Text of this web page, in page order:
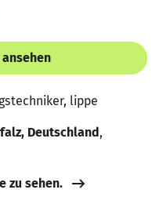
lippe
Deutschland,
zu sehen.